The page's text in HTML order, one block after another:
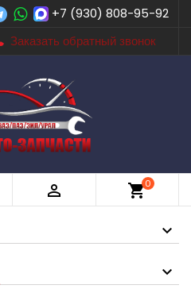
+7 (930) 808-95-92
Заказать обратный звонок
 shopping_cart0